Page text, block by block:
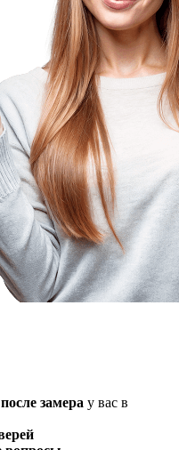
замера у вас в